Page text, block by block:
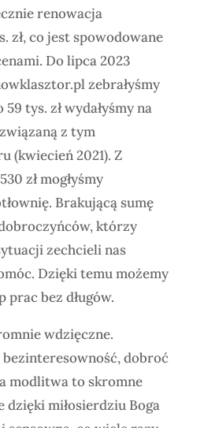
renowacja
zł, co jest spowodowane
Do lipca 2023
zebrałyśmy
59 tys. zł wydałyśmy na
z tym
(kwiecień 2021). Z
zł mogłyśmy
Brakującą sumę
którzy
zechcieli nas
Dzięki temu możemy
prac bez długów.
wdzięczne.
bezinteresowność, dobroć
modlitwa to skromne
dzięki miłosierdziu Boga